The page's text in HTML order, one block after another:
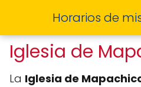
Horarios de
Iglesia de
La Iglesia de